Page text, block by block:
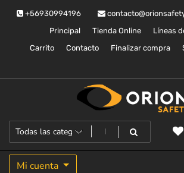
+56930994196
Principal
Tienda Online Líneas
Carrito
Contacto Finalizar compra
Orion Safety
Equipos de proteccion personal
Mi cuenta